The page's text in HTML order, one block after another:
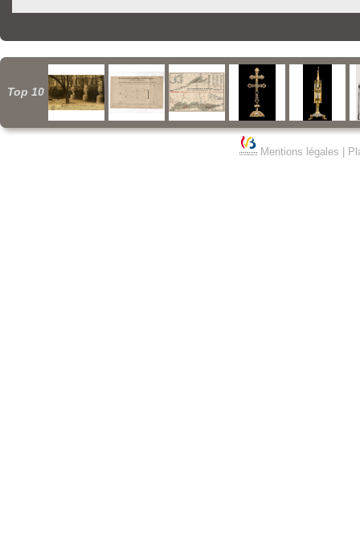
Top 10
Mentions légales